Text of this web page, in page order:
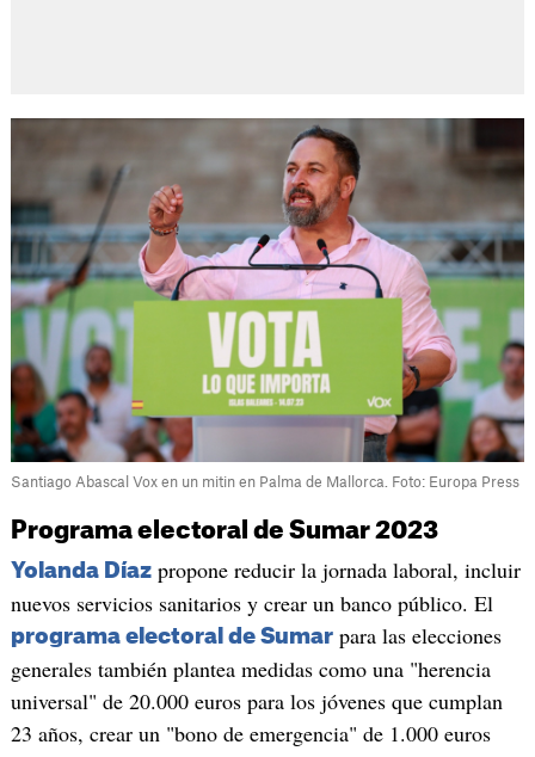
Santiago Abascal Vox en un mitin en Palma de Mallorca. Foto: Europa Press
Programa electoral de Sumar 2023
Yolanda Díazpropone reducir la jornada laboral, incluir
nuevos servicios sanitarios y crear un banco público. El
programa electoral de Sumarpara las elecciones
generales también plantea medidas como una "herencia
universal" de 20.000 euros para los jóvenes que cumplan
23 años, crear un "bono de emergencia" de 1.000 euros